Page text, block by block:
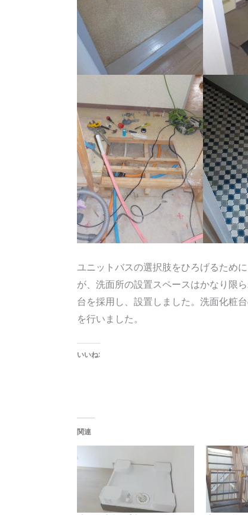
ユニットバスの選択肢をひろげるため
が、洗面所の設置スペースはかなり限
台を採用し、設置しました。洗面化粧
を行いました。
いいね:
関連